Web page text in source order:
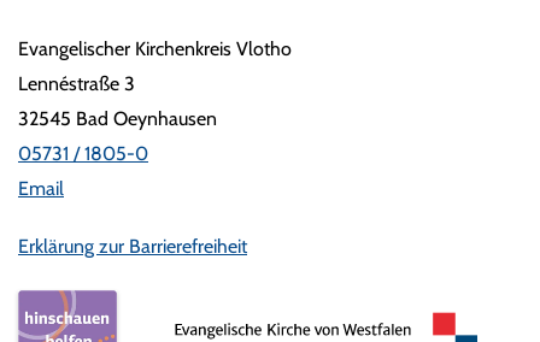
Evangelischer Kirchenkreis Vlotho
Lennéstraße 3
32545 Bad Oeynhausen
05731 / 1805-0
Email
Erklärung zur Barrierefreiheit